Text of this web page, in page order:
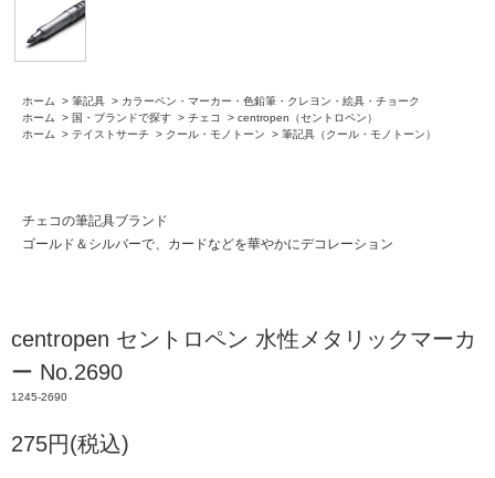
ホーム > 筆記具 > カラーペン・マーカー・色鉛筆・クレヨン・絵具・チョーク
ホーム
> 国・ブランドで探す > チェコ > centropen（セントロペン）
ホーム
> テイストサーチ > クール・モノトーン > 筆記具（クール・モノトーン）
チェコの筆記具ブランド
ゴールド＆シルバーで、カードなどを華やかにデコレーション
centropen セントロペン 水性メタリックマーカ
ー No.2690
1245-2690
275円(税込)